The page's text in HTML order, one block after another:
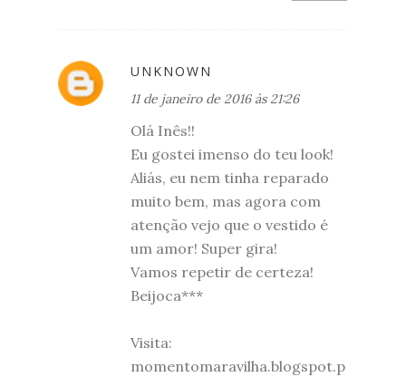
UNKNOWN
11 de janeiro de 2016 às 21:26
Olá Inês!!
Eu gostei imenso do teu look!
Aliás, eu nem tinha reparado
muito bem, mas agora com
atenção vejo que o vestido é
um amor! Super gira!
Vamos repetir de certeza!
Beijoca***
Visita:
momentomaravilha.blogspot.p